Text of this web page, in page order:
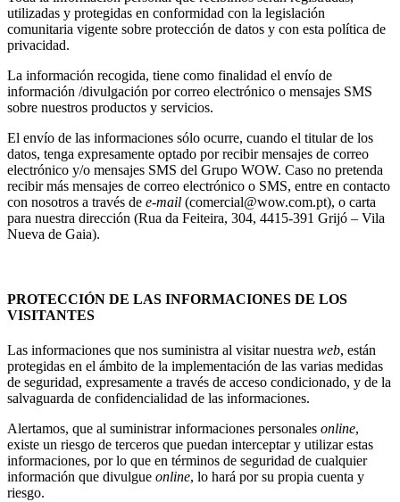
utilizadas y protegidas en conformidad con la legislación
comunitaria vigente sobre protección de datos y con esta política de
privacidad.
La información recogida, tiene como finalidad el envío de
información /divulgación por correo electrónico o mensajes SMS
sobre nuestros productos y servicios.
El envío de las informaciones sólo ocurre, cuando el titular de los
datos, tenga expresamente optado por recibir mensajes de correo
electrónico y/o mensajes SMS del Grupo WOW. Caso no pretenda
recibir más mensajes de correo electrónico o SMS, entre en contacto
con nosotros a través de e-mail (comercial@wow.com.pt), o carta
para nuestra dirección (Rua da Feiteira, 304, 4415-391 Grijó – Vila
Nueva de Gaia).
PROTECCIÓN DE LAS INFORMACIONES DE LOS
VISITANTES
Las informaciones que nos suministra al visitar nuestra web, están
protegidas en el ámbito de la implementación de las varias medidas
de seguridad, expresamente a través de acceso condicionado, y de la
salvaguarda de confidencialidad de las informaciones.
Alertamos, que al suministrar informaciones personales online,
existe un riesgo de terceros que puedan interceptar y utilizar estas
informaciones, por lo que en términos de seguridad de cualquier
información que divulgue online, lo hará por su propia cuenta y
riesgo.